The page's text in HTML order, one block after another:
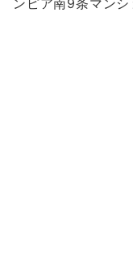
ンピア南9条マンシ